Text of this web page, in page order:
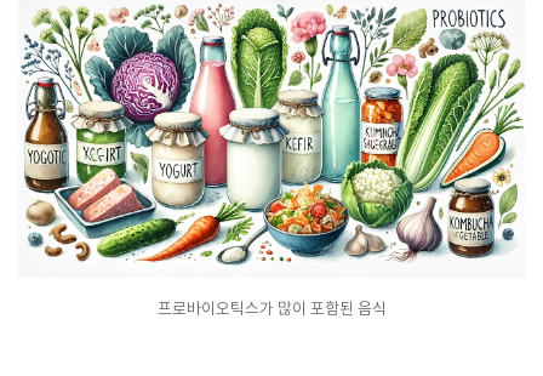
프로바이오틱스가 많이 포함된 음식